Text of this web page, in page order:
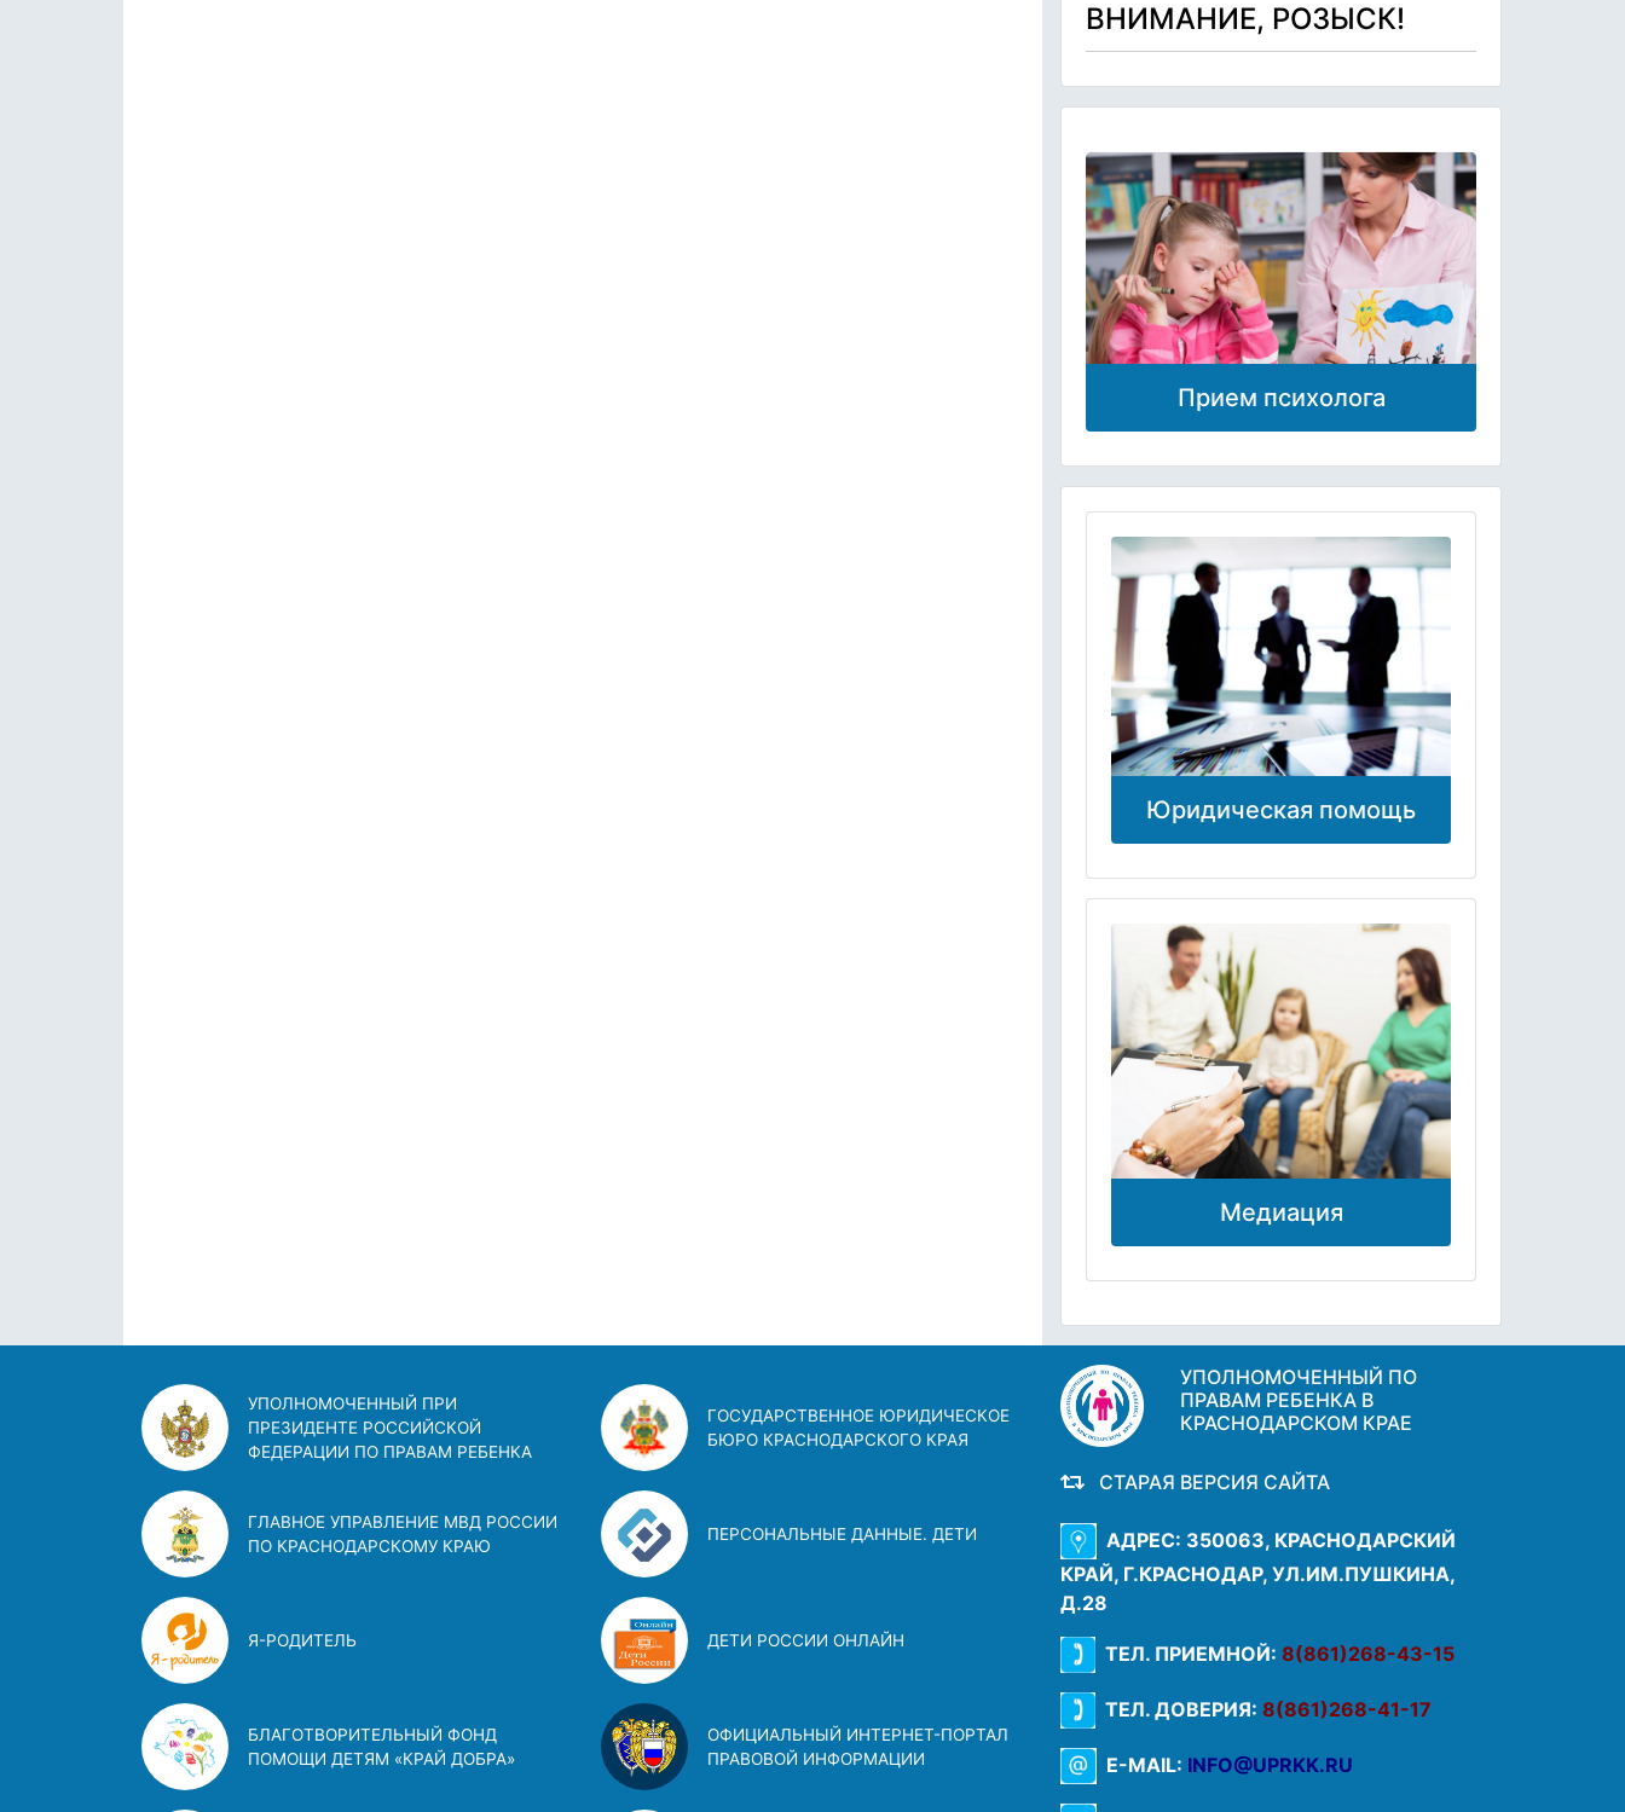
ВНИМАНИЕ, РОЗЫСК!
Прием психолога
Юридическая помощь
Медиация
УПОЛНОМОЧЕННЫЙ ПРИ
ПРЕЗИДЕНТЕ РОССИЙСКОЙ
ФЕДЕРАЦИИ ПО ПРАВАМ РЕБЕНКА
ГЛАВНОЕ УПРАВЛЕНИЕ МВД РОССИИ
ПО КРАСНОДАРСКОМУ КРАЮ
Я-РОДИТЕЛЬ
БЛАГОТВОРИТЕЛЬНЫЙ ФОНД
ПОМОЩИ ДЕТЯМ «КРАЙ ДОБРА»
ГОСУДАРСТВЕННОЕ ЮРИДИЧЕСКОЕ
БЮРО КРАСНОДАРСКОГО КРАЯ
ПЕРСОНАЛЬНЫЕ ДАННЫЕ. ДЕТИ
ДЕТИ РОССИИ ОНЛАЙН
ОФИЦИАЛЬНЫЙ ИНТЕРНЕТ-ПОРТАЛ
ПРАВОВОЙ ИНФОРМАЦИИ
УПОЛНОМОЧЕННЫЙ ПО
ПРАВАМ РЕБЕНКА В
КРАСНОДАРСКОМ КРАЕ
СТАРАЯ ВЕРСИЯ САЙТА
АДРЕС: 350063, КРАСНОДАРСКИЙ
КРАЙ, Г.КРАСНОДАР, УЛ.ИМ.ПУШКИНА,
Д.28
ТЕЛ. ПРИЕМНОЙ: 8(861)268-43-15
ТЕЛ. ДОВЕРИЯ: 8(861)268-41-17
E-MAIL: INFO@UPRKK.RU